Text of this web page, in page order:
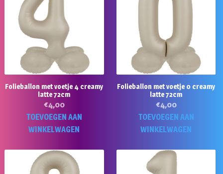
Folieballon met voetje 4 creamy
latte 72cm
€4,00
TOEVOEGEN AAN
WINKELWAGEN
Folieballon met voetje 0 creamy
latte 72cm
€4,00
TOEVOEGEN AAN
WINKELWAGEN